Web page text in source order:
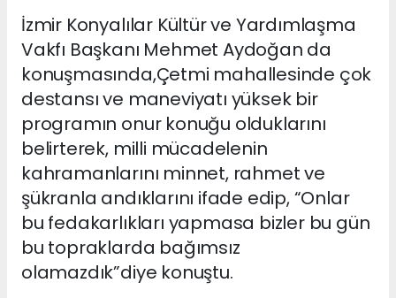
İzmir Konyalılar Kültür ve Yardımlaşma
Vakfı Başkanı Mehmet Aydoğan da
konuşmasında,Çetmi mahallesinde çok
destansı ve maneviyatı yüksek bir
programın onur konuğu olduklarını
belirterek, milli mücadelenin
kahramanlarını minnet, rahmet ve
şükranla andıklarını ifade edip, “Onlar
bu fedakarlıkları yapmasa bizler bu gün
bu topraklarda bağımsız
olamazdık”diye konuştu.